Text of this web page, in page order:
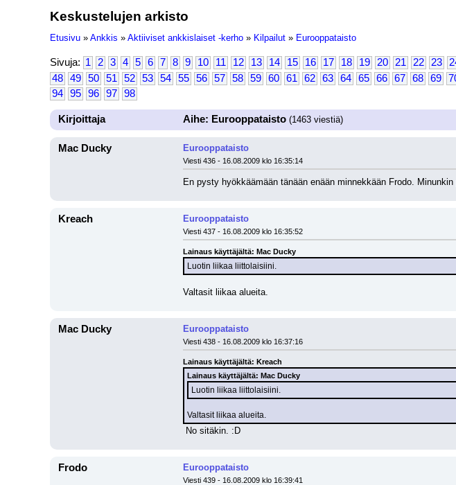
Keskustelujen arkisto
Etusivu » Ankkis » Aktiiviset ankkislaiset -kerho » Kilpailut » Eurooppataisto
Sivuja: 1 2 3 4 5 6 7 8 9 10 11 12 13 14 15 16 17 18 19 20 21 22 23
48
49 50 51 52 53 54 55 56 57 58 59 60 61 62 63 64 65 66 67 68 69
94
95 96 97 98
Kirjoittaja Aihe: Eurooppataisto (1463 viestiä)
Mac Ducky Eurooppataisto
Viesti 436 - 16.08.2009 klo 16:35:14
En pysty hyökkäämään tänään enään minnekkään Frodo.
Kreach Eurooppataisto
Viesti 437 - 16.08.2009 klo 16:35:52
Lainaus käyttäjältä: Mac Ducky
Luotin liikaa liittolaisiini.
Valtasit liikaa alueita.
Mac Ducky Eurooppataisto
Viesti 438 - 16.08.2009 klo 16:37:16
Lainaus käyttäjältä: Kreach
Lainaus käyttäjältä: Mac Ducky
Luotin liikaa liittolaisiini.
Valtasit liikaa alueita.
No sitäkin. :D
Frodo Eurooppataisto
Viesti 439 - 16.08.2009 klo 16:39:41